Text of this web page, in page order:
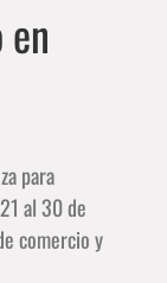
para
al 30 de
comercio y